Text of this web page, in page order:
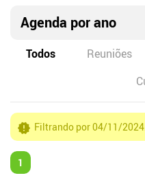
Agenda por ano
Todos Reuniões
Filtrando por 04/11/2024.
1